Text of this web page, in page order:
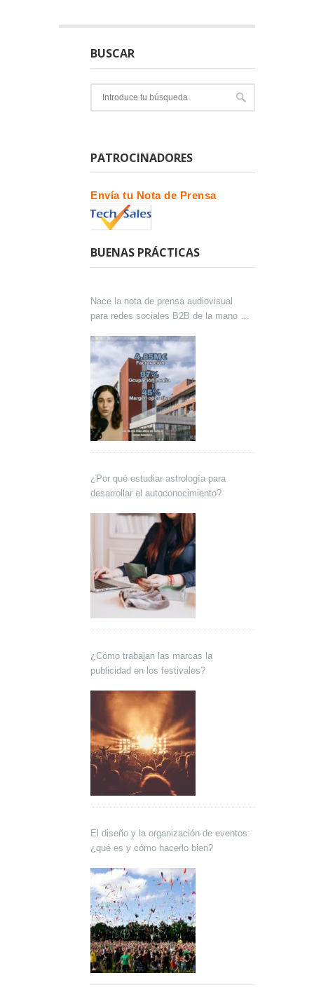
BUSCAR
PATROCINADORES
Envía tu Nota de Prensa
BUENAS PRÁCTICAS
Nace la nota de prensa audiovisual
para redes sociales B2B de la mano de
¿Por qué estudiar astrología para
desarrollar el autoconocimiento?
¿Cómo trabajan las marcas la
publicidad en los festivales?
El diseño y la organización de eventos:
¿qué es y cómo hacerlo bien?